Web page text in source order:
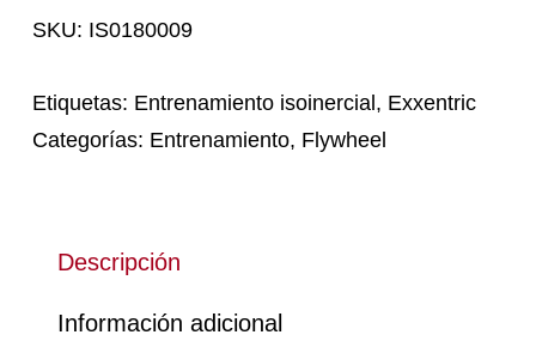
SKU: IS0180009
Etiquetas: Entrenamiento isoinercial , Exxentric
Categorías: Entrenamiento, Flywheel
Descripción
Información adicional